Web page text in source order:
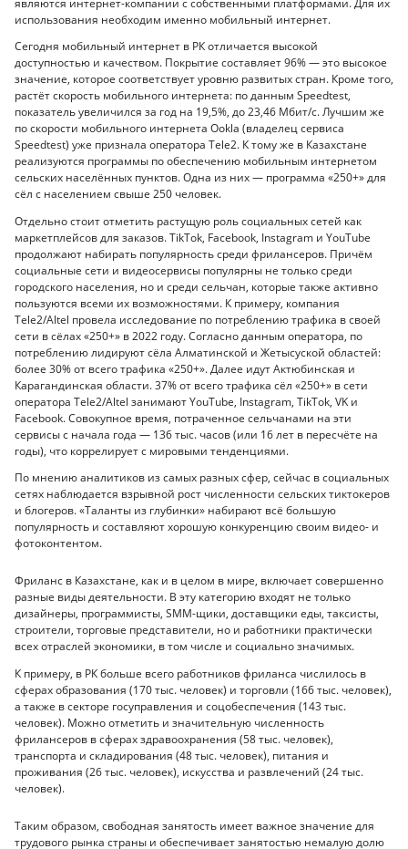
являются интернет-компании с собственными платформами. Для их
использования необходим именно мобильный интернет.
Сегодня мобильный интернет в РК отличается высокой
доступностью и качеством. Покрытие составляет 96% — это высокое
значение, которое соответствует уровню развитых стран. Кроме того,
растёт скорость мобильного интернета: по данным Speedtest,
показатель увеличился за год на 19,5%, до 23,46 Мбит/с. Лучшим же
по скорости мобильного интернета Ookla (владелец сервиса
Speedtest) уже признала оператора Tele2. К тому же в Казахстане
реализуются программы по обеспечению мобильным интернетом
сельских населённых пунктов. Одна из них — программа «250+» для
сёл с населением свыше 250 человек.
Отдельно стоит отметить растущую роль социальных сетей как
маркетплейсов для заказов. TikTok, Facebook, Instagram и YouTube
продолжают набирать популярность среди фрилансеров. Причём
социальные сети и видеосервисы популярны не только среди
городского населения, но и среди сельчан, которые также активно
пользуются всеми их возможностями. К примеру, компания
Tele2/Altel провела исследование по потреблению трафика в своей
сети в сёлах «250+» в 2022 году. Согласно данным оператора, по
потреблению лидируют сёла Алматинской и Жетысуской областей:
более 30% от всего трафика «250+». Далее идут Актюбинская и
Карагандинская области. 37% от всего трафика сёл «250+» в сети
оператора Tele2/Altel занимают YouTube, Instagram, TikTok, VK и
Facebook. Совокупное время, потраченное сельчанами на эти
сервисы с начала года — 136 тыс. часов (или 16 лет в пересчёте на
годы), что коррелирует с мировыми тенденциями.
По мнению аналитиков из самых разных сфер, сейчас в социальных
сетях наблюдается взрывной рост численности сельских тиктокеров
и блогеров. «Таланты из глубинки» набирают всё большую
популярность и составляют хорошую конкуренцию своим видео- и
фотоконтентом.
Фриланс в Казахстане, как и в целом в мире, включает совершенно
разные виды деятельности. В эту категорию входят не только
дизайнеры, программисты, SMM-щики, доставщики еды, таксисты,
строители, торговые представители, но и работники практически
всех отраслей экономики, в том числе и социально значимых.
К примеру, в РК больше всего работников фриланса числилось в
сферах образования (170 тыс. человек) и торговли (166 тыс. человек),
а также в секторе госуправления и соцобеспечения (143 тыс.
человек). Можно отметить и значительную численность
фрилансеров в сферах здравоохранения (58 тыс. человек),
транспорта и складирования (48 тыс. человек), питания и
проживания (26 тыс. человек), искусства и развлечений (24 тыс.
человек).
Таким образом, свободная занятость имеет важное значение для
трудового рынка страны и обеспечивает занятостью немалую долю